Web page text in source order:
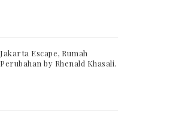
Jakarta Escape, Rumah
Perubahan by Rhenald Khasali.